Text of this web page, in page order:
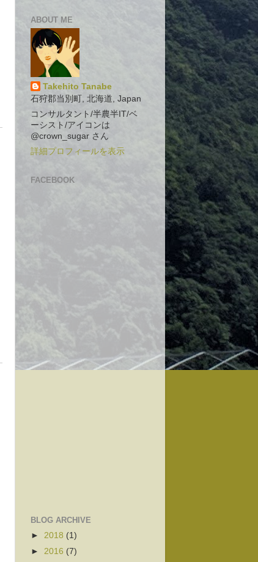
ABOUT ME
Takehito Tanabe
石狩郡当別町, 北海道, Japan
コンサルタント/半農半IT/ベ
ーシスト/アイコンは
@crown_sugar さん
詳細プロフィールを表示
FACEBOOK
BLOG ARCHIVE
► 2018 (1)
► 2016 (7)